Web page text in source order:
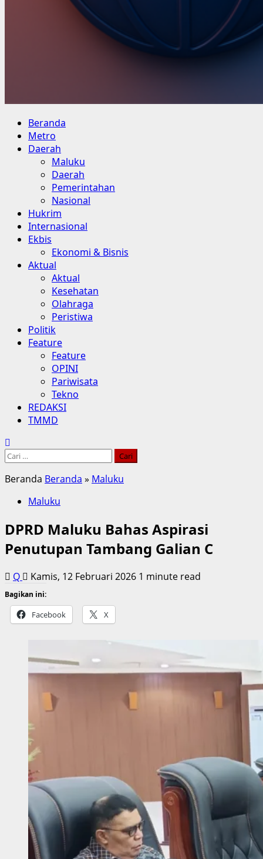
Primary
Menu
Beranda
Metro
Daerah
Maluku
Daerah
Pemerintahan
Nasional
Hukrim
Internasional
Ekbis
Ekonomi & Bisnis
Aktual
Aktual
Kesehatan
Olahraga
Peristiwa
Politik
Feature
Feature
OPINI
Pariwisata
Tekno
REDAKSI
TMMD
Cari
Beranda Beranda » Maluku
Maluku
DPRD Maluku Bahas Aspirasi
Penutupan Tambang Galian C
Q Kamis, 12 Februari 2026 1 minute read
Bagikan ini:
Facebook X